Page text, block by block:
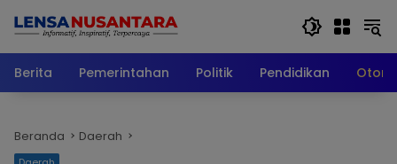
Berita
Pemerintahan Politik Pendidikan
Beranda Daerah